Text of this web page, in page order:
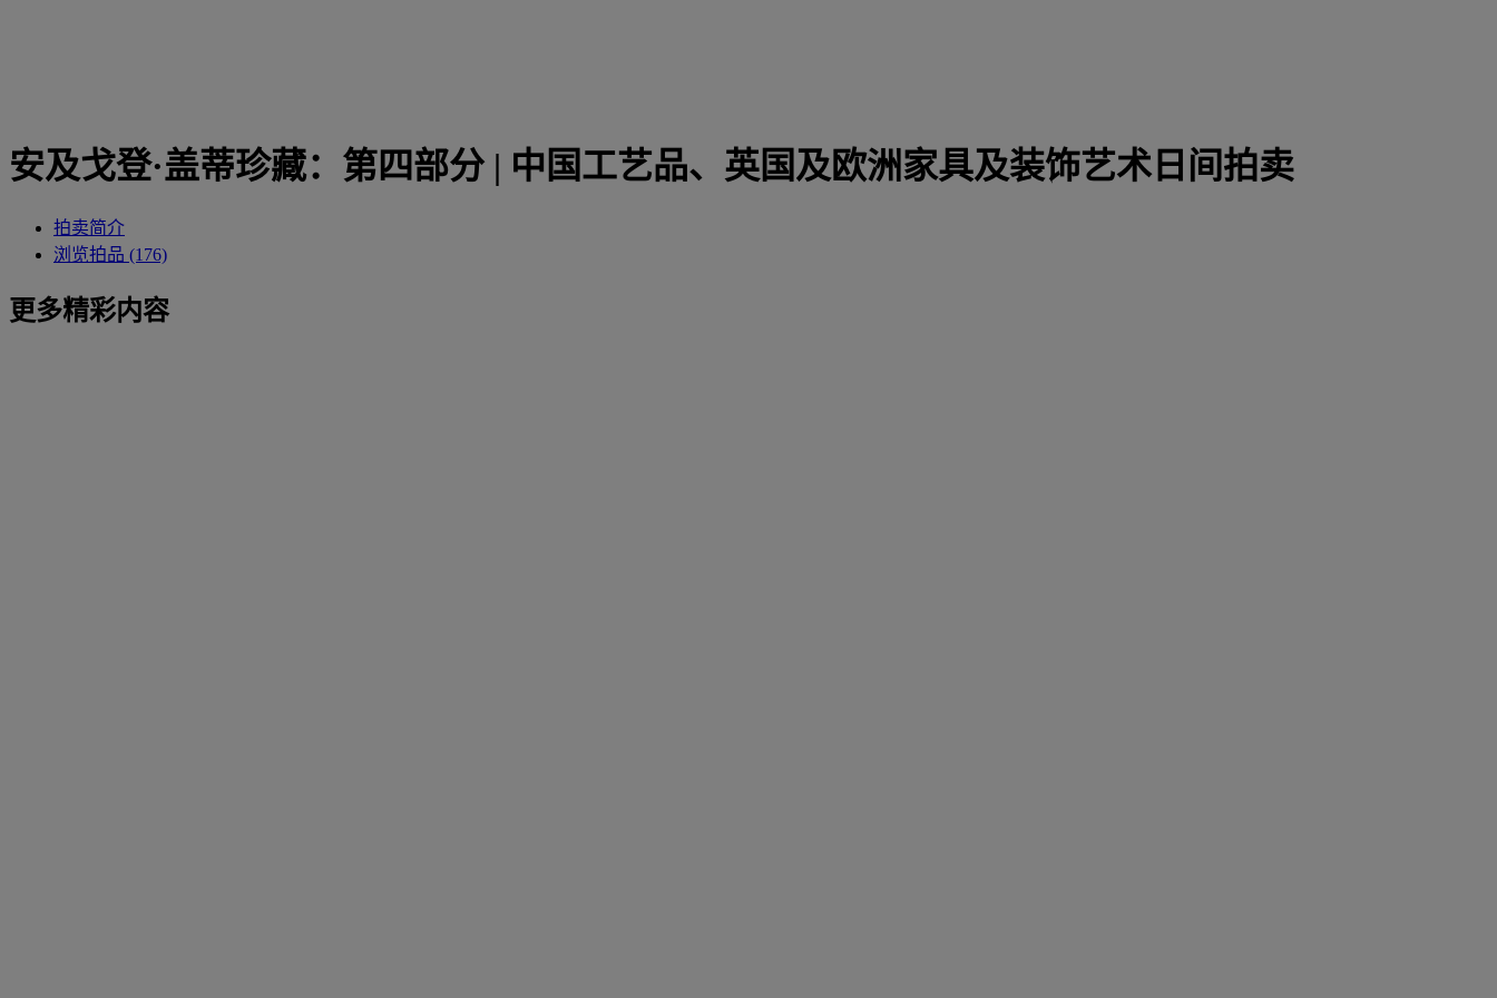
安及戈登·盖蒂珍藏：第四部分 | 中国工艺品、英国及欧洲家具及装饰艺术日间拍卖
拍卖简介
浏览拍品 (176)
更多精彩内容